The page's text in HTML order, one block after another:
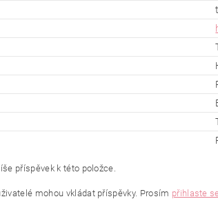
příspěvek k této položce.
mohou vkládat příspěvky. Prosím přihlaste